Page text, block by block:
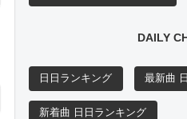
DAILY
日日ランキング 最新曲
新着曲 日日ランキング